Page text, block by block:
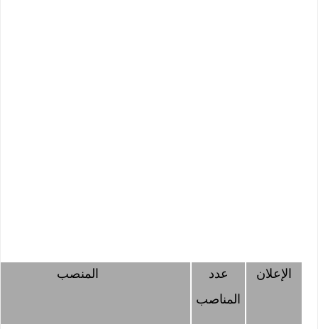
الإعلان
عدد
المناصب
المنصب